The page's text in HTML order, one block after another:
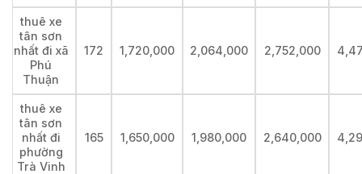
thuê xe
tân sơn
nhất đi xã
Phú
Thuận
172 1,720,000 2,064,000 2,752,000
thuê xe
tân sơn
nhất đi
phường
Trà Vinh
165 1,650,000 1,980,000 2,640,000